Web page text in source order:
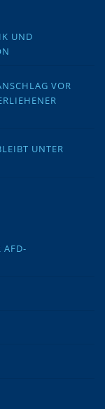
UND
VOR
UNTER
AFD-